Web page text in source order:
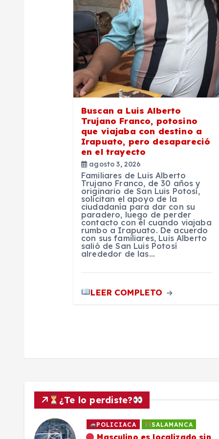
Buscan a Luis Alberto
Trujano Franco, potosino
que viajaba con destino a
Irapuato, pero desapareció
en el trayecto
agosto 3, 2026
Familiares de Luis Alberto
Trujano Franco, de 30 años y
originario de San Luis Potosí,
solicitan el apoyo de la
ciudadanía para dar con su
paradero, luego de perder
contacto con él cuando viajaba
rumbo a Irapuato. De acuerdo
con sus familiares, Luis Alberto
salió de San Luis Potosí
alrededor de las…
LEER COMPLETO
¿Te lo perdiste?
POLICIACA SALAMANCA